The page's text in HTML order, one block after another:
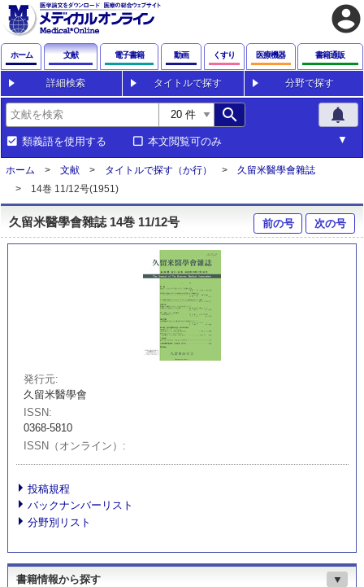
account_circle
ホーム 文献 電子書籍 動画 くすり 医療機器 書籍通販
詳細検索 タイトルで探す 分野で探す
search notifications
類義語を使用する 本文閲覧可のみ
ホーム 文献 タイトルで探す（か行）
久留米醫學會雜誌
14巻 11/12号(1951)
久留米醫學會雜誌 14巻 11/12号 前の号 次の号
発行元
久留米醫學會
ISSN
0368-5810
ISSN（オンライン）
投稿規程
バックナンバーリスト
分野別リスト
書籍情報から探す ▼